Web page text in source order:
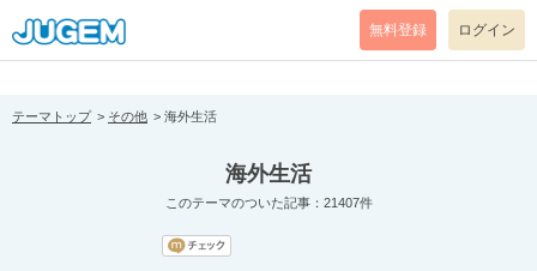
[pear_error: message="Success" code=0 mode=return level=notice
prefix="" info=""]
無料登録 ログイン
テーマトップ その他 海外生活
海外生活
このテーマのついた記事：21407件